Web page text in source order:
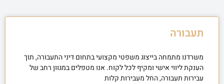
תעבורה
משרדנו מתמחה בייצוג משפטי מקצועי בתחום דיני התעבורה, תוך
הענקת ליווי אישי ומקיף לכל לקוח. אנו מטפלים במגוון רחב של
עבירות תעבורה, החל מעבירות קלות